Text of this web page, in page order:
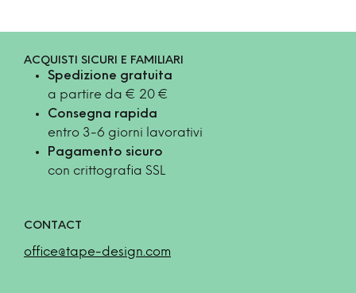
ACQUISTI SICURI E FAMILIARI
Spedizione gratuita
a partire da € 20 €
Consegna rapida
entro 3-6 giorni lavorativi
Pagamento sicuro
con crittografia SSL
CONTACT
office@tape-design.com